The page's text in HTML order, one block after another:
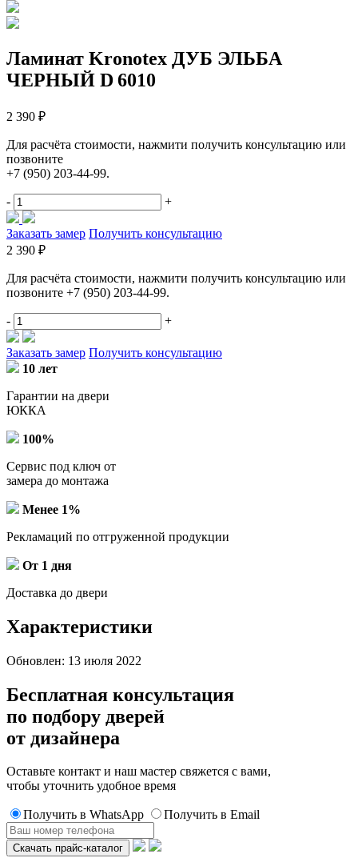
Ламинат Kronotex ДУБ ЭЛЬБА
ЧЕРНЫЙ D 6010
2 390 ₽
Для расчёта стоимости, нажмити получить консультацию или
позвоните
+7 (950) 203-44-99.
- +
Заказать замер Получить консультацию
2 390 ₽
Для расчёта стоимости, нажмити получить консультацию или
позвоните +7 (950) 203-44-99.
- +
Заказать замер Получить консультацию
10 лет
Гарантии на двери
ЮККА
100%
Сервис под ключ от
замера до монтажа
Менее 1%
Рекламаций по отгруженной продукции
От 1 дня
Доставка до двери
Характеристики
Обновлен: 13 июля 2022
Бесплатная консультация
по подбору дверей
от дизайнера
Оставьте контакт и наш мастер свяжется с вами,
чтобы уточнить удобное время
Получить в WhatsApp Получить в Email